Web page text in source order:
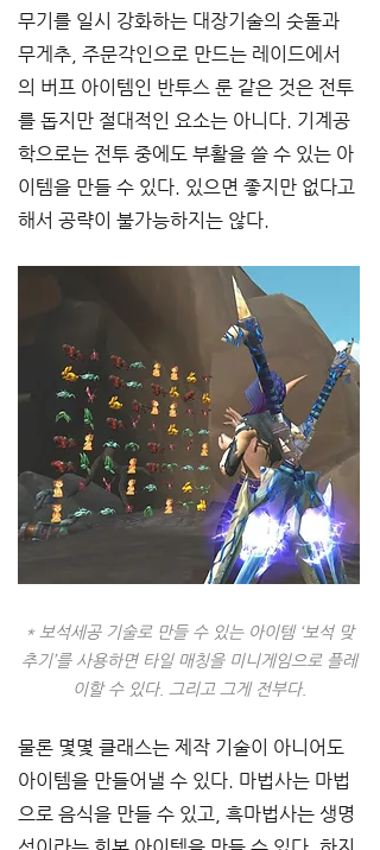
무기를 일시 강화하는 대장기술의 숫돌과
무게추, 주문각인으로 만드는 레이드에서
의 버프 아이템인 반투스 룬 같은 것은 전투
를 돕지만 절대적인 요소는 아니다. 기계공
학으로는 전투 중에도 부활을 쓸 수 있는 아
이템을 만들 수 있다. 있으면 좋지만 없다고
해서 공략이 불가능하지는 않다.
* 보석세공 기술로 만들 수 있는 아이템 ‘보석 맞
추기’를 사용하면 타일 매칭을 미니게임으로 플레
이할 수 있다. 그리고 그게 전부다.
물론 몇몇 클래스는 제작 기술이 아니어도
아이템을 만들어낼 수 있다. 마법사는 마법
으로 음식을 만들 수 있고, 흑마법사는 생명